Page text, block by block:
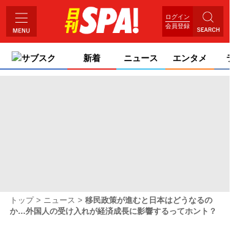
ログイン
会員登録
サブスク 新着 ニュース エンタメ
トップ ニュース
移民政策が進むと日本はどうなるの
か…外国人の受け入れが経済成長に影響するってホント？